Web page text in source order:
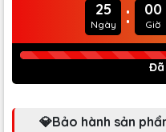
25
Ngày : 00
Giờ
Đã
💎Bảo hành sản